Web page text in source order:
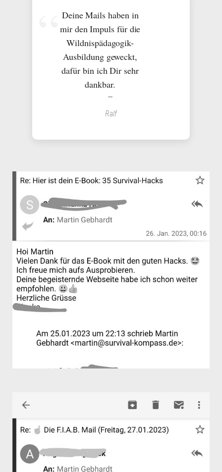
Deine Mails haben in
mir den Impuls für die
Wildnispädagogik-
Ausbildung geweckt,
dafür bin ich Dir sehr
dankbar.
Ralf